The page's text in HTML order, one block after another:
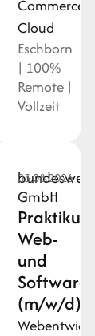
Commerce
Cloud
Eschborn
| 100%
Remote |
Vollzeit
GmbH
Praktikum
Web-
und
(m/w/d)
03.08.2026